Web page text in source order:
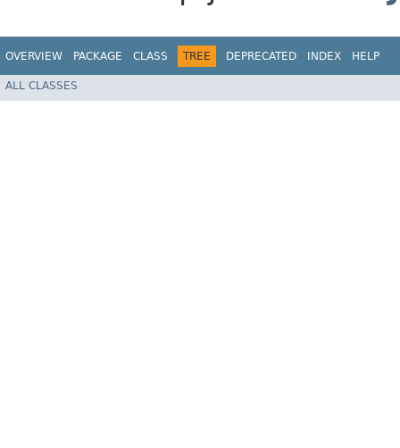
OVERVIEW PACKAGE CLASS TREE DEPRECATED INDEX HELP
ALL CLASSES